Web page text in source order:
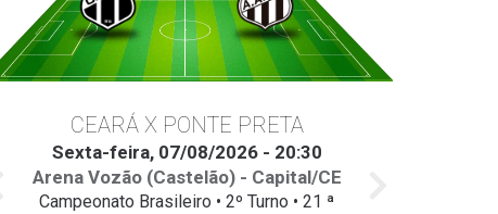
CEARÁ X PONTE PRETA
Sexta-feira, 07/08/2026 - 20:30
Arena Vozão (Castelão) - Capital/CE
Campeonato Brasileiro • 2º Turno • 21 ª